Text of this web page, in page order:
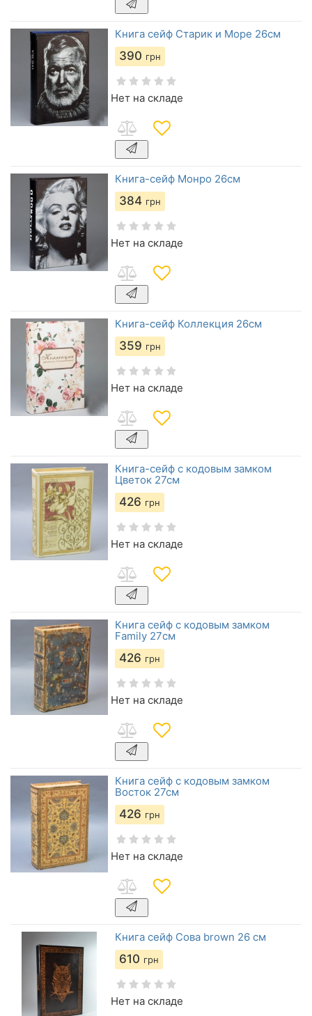
Книга сейф Старик и Море 26см
390 грн
Нет на складе
Книга-сейф Монро 26см
384 грн
Нет на складе
Книга-сейф Коллекция 26см
359 грн
Нет на складе
Книга-сейф с кодовым замком
Цветок 27см
426 грн
Нет на складе
Книга сейф с кодовым замком
Family 27см
426 грн
Нет на складе
Книга сейф с кодовым замком
Восток 27см
426 грн
Нет на складе
Книга сейф Сова brown 26 см
610 грн
Нет на складе